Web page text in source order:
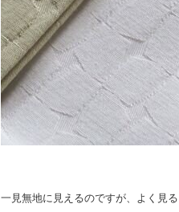
一見無地に見えるのですが、よく見